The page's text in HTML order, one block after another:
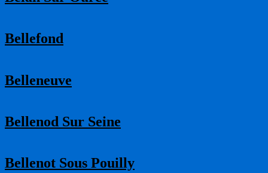
Bellefond
Belleneuve
Bellenod Sur Seine
Bellenot Sous Pouilly